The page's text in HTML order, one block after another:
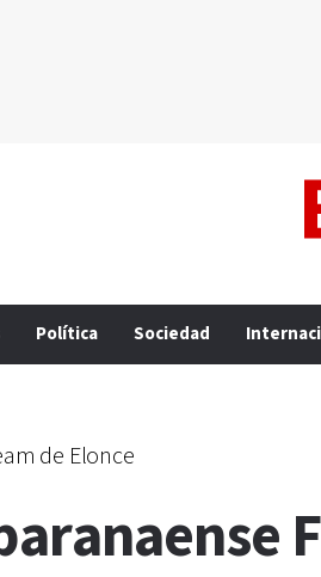
Política Sociedad
de Elonce